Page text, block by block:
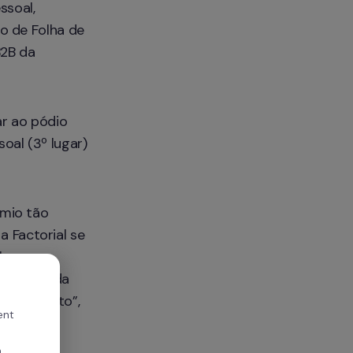
de Folha de
da
ao pódio
(3º lugar)
tão
Factorial se
cada
segmento”,